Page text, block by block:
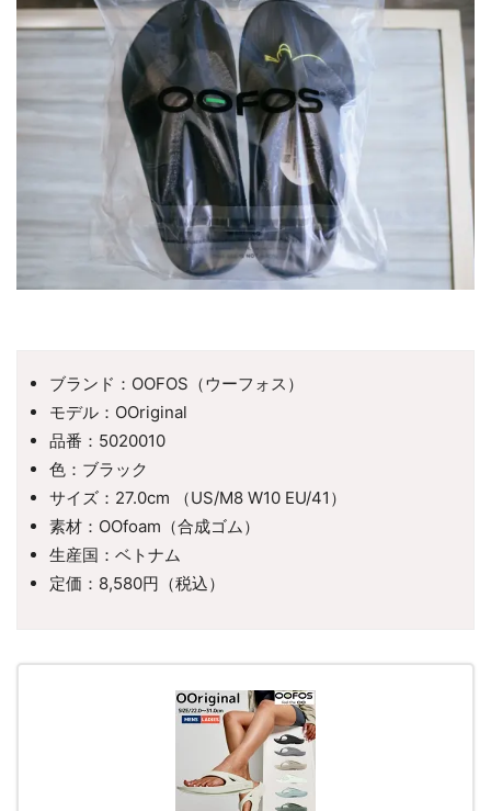
ブランド：OOFOS（ウーフォス）
モデル：OOriginal
品番：5020010
色：ブラック
サイズ：27.0cm （US/M8 W10 EU/41）
素材：OOfoam（合成ゴム）
生産国：ベトナム
定価：8,580円（税込）